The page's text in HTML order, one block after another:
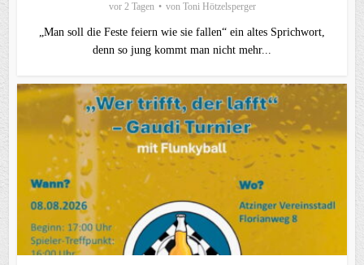
vor 2 Tagen von Toni Hötzelsperger
„Man soll die Feste feiern wie sie fallen“ ein altes Sprichwort,
denn so jung kommt man nicht mehr...